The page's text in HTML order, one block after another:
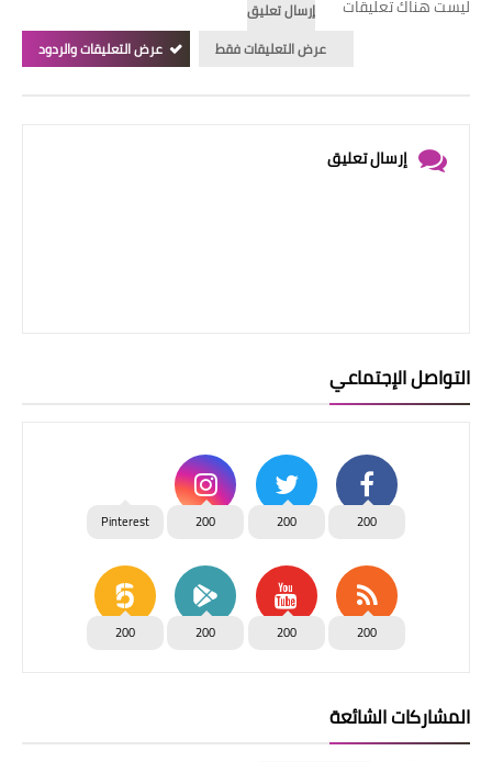
ليست هناك تعليقات
إرسال تعليق
عرض التعليقات فقط
عرض التعليقات والردود
إرسال تعليق
التواصل الإجتماعي
200
200
200
Pinterest
200
200
200
200
المشاركات الشائعة